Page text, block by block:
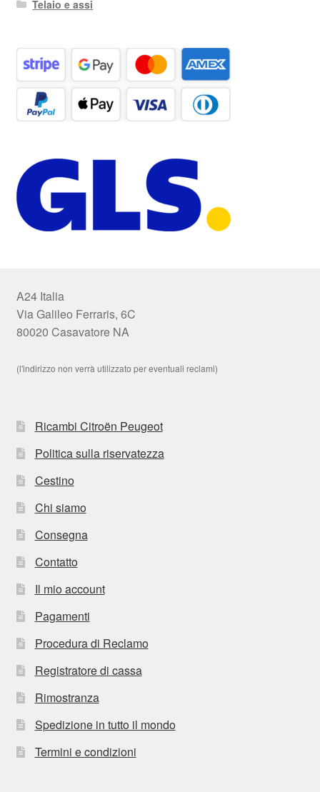
Telaio e assi
A24 Italia
Via Galileo Ferraris, 6C
80020 Casavatore NA
(l'indirizzo non verrà utilizzato per eventuali reclami)
Ricambi Citroën Peugeot
Politica sulla riservatezza
Cestino
Chi siamo
Consegna
Contatto
Il mio account
Pagamenti
Procedura di Reclamo
Registratore di cassa
Rimostranza
Spedizione in tutto il mondo
Termini e condizioni